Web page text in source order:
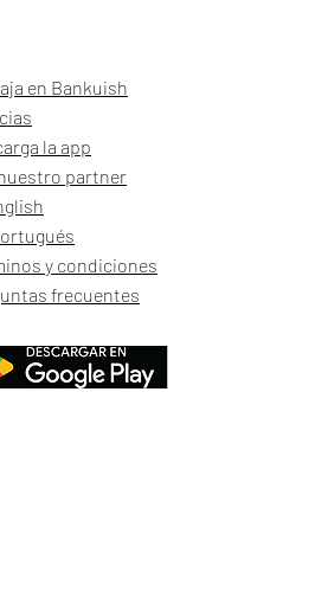
en Bankuish
la app
partner
y condiciones
frecuentes